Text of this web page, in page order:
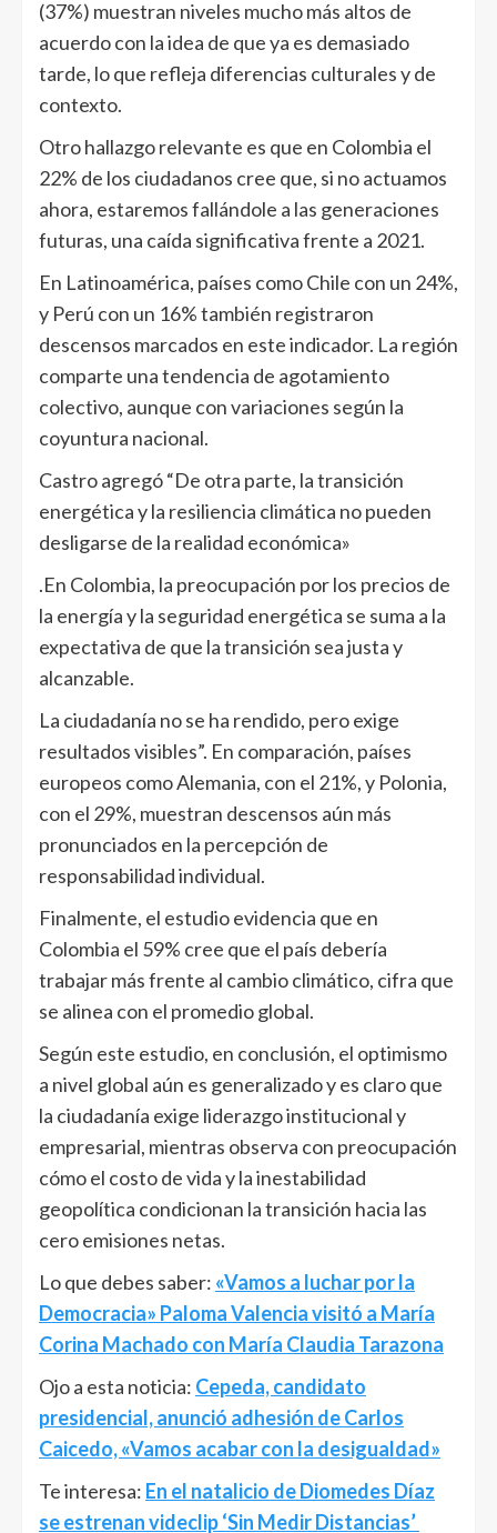
(37%) muestran niveles mucho más altos de
acuerdo con la idea de que ya es demasiado
tarde, lo que refleja diferencias culturales y de
contexto.
Otro hallazgo relevante es que en Colombia el
22% de los ciudadanos cree que, si no actuamos
ahora, estaremos fallándole a las generaciones
futuras, una caída significativa frente a 2021.
En Latinoamérica, países como Chile con un 24%,
y Perú con un 16% también registraron
descensos marcados en este indicador. La región
comparte una tendencia de agotamiento
colectivo, aunque con variaciones según la
coyuntura nacional.
Castro agregó “De otra parte, la transición
energética y la resiliencia climática no pueden
desligarse de la realidad económica»
.En Colombia, la preocupación por los precios de
la energía y la seguridad energética se suma a la
expectativa de que la transición sea justa y
alcanzable.
La ciudadanía no se ha rendido, pero exige
resultados visibles”. En comparación, países
europeos como Alemania, con el 21%, y Polonia,
con el 29%, muestran descensos aún más
pronunciados en la percepción de
responsabilidad individual.
Finalmente, el estudio evidencia que en
Colombia el 59% cree que el país debería
trabajar más frente al cambio climático, cifra que
se alinea con el promedio global.
Según este estudio, en conclusión, el optimismo
a nivel global aún es generalizado y es claro que
la ciudadanía exige liderazgo institucional y
empresarial, mientras observa con preocupación
cómo el costo de vida y la inestabilidad
geopolítica condicionan la transición hacia las
cero emisiones netas.
Lo que debes saber: «Vamos a luchar por la
Democracia» Paloma Valencia visitó a María
Corina Machado con María Claudia Tarazona
Ojo a esta noticia: Cepeda, candidato
presidencial, anunció adhesión de Carlos
Caicedo, «Vamos acabar con la desigualdad»
Te interesa: En el natalicio de Diomedes Díaz
se estrenan videclip ‘Sin Medir Distancias’